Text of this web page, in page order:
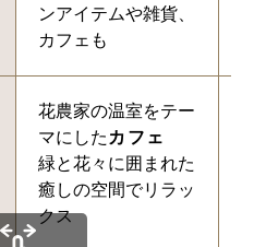
ンアイテムや雑貨、
カフェも
花農家の温室をテー
マにした カフェ
緑と花々に囲まれた
癒しの空間でリラッ
クス